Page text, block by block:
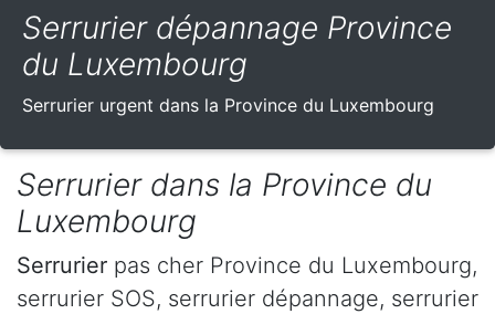
Serrurier dépannage Province
du Luxembourg
Serrurier urgent dans la Province du Luxembourg
Serrurier dans la Province du
Luxembourg
Serrurier pas cher Province du Luxembourg,
serrurier SOS, serrurier dépannage, serrurier